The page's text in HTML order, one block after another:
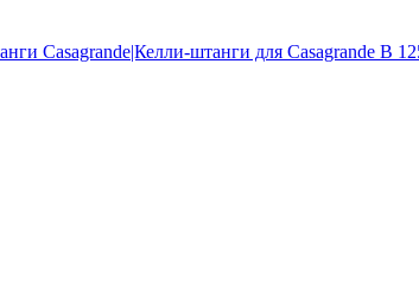
Casagrande|Келли-штанги для Casagrande B